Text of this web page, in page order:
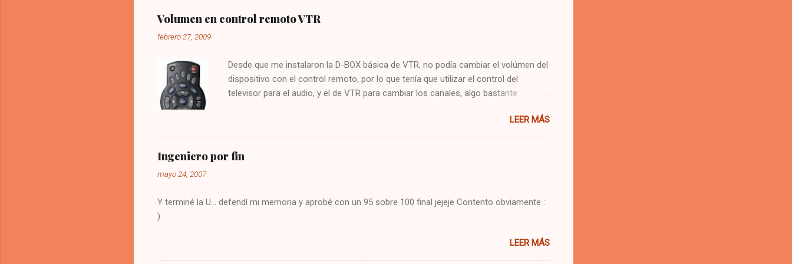
Volumen en control remoto VTR
febrero 27, 2009
Desde que me instalaron la D-BOX básica de VTR, no podía cambiar el volúmen del
dispositivo con el control remoto, por lo que tenía que utilizar el control del
televisor para el audio, y el de VTR para cambiar los canales, algo bastante
vez la tecla CBL Presionar sin soltar la tecla SETUP hasta que la CBL parpadee.
Digitar 993 Presionar y mantener la tecla de volúmen Dejo constancia de la
solución por si alguien más tiene el mismo problema, y también para que no se me
olvide como arreglarlo jejeje. Saludos!
LEER MÁS
Ingeniero por fin
mayo 24, 2007
Y terminé la U... defendí mi memoria y aprobé con un 95 sobre 100 final jejeje Contento obviamente :
)
LEER MÁS